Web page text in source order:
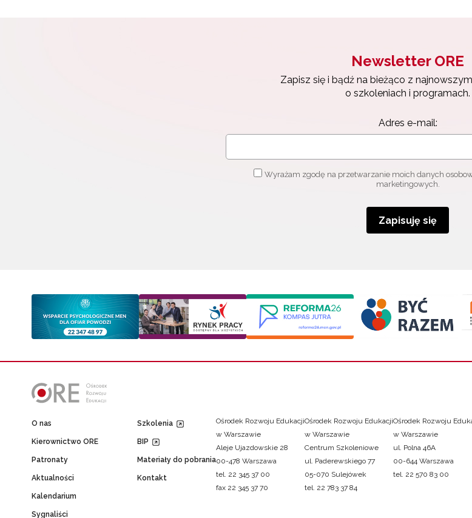
Newsletter ORE
Zapisz się i bądź na bieżąco z
o szkoleniach i programach.
Adres e-mail:
Wyrażam zgodę na przetwarzanie moich danych
marketingowych.
Zapisuję się
O nas
Kierownictwo ORE
Patronaty
Aktualności
Kalendarium
Sygnaliści
Szkolenia
BIP
Materiały do pobrania
Kontakt
Ośrodek Rozwoju Edukacji
w Warszawie
Aleje Ujazdowskie 28
00-478 Warszawa
tel. 22 345 37 00
fax 22 345 37 70
Ośrodek Rozwoju Edukacji
w Warszawie
Centrum Szkoleniowe
ul. Paderewskiego 77
05-070 Sulejówek
tel. 22 783 37 84
Ośrodek Rozwoju
w Warszawie
ul. Polna 46A
00-644 Warszawa
tel. 22 570 83 00
Wyrażam zgodę na przetwarzanie moich danych
Zapisuję się